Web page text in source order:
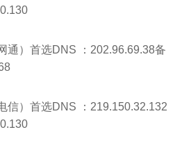
通）首选DNS ：202.96.69.38备
信）首选DNS ：219.150.32.132